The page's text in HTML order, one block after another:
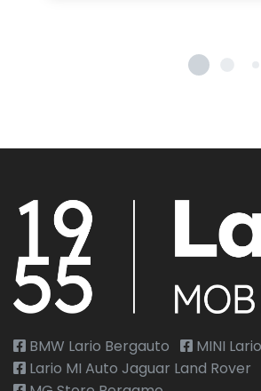
BMW Lario Bergauto
MINI
Lario MI Auto Jaguar Land Rover